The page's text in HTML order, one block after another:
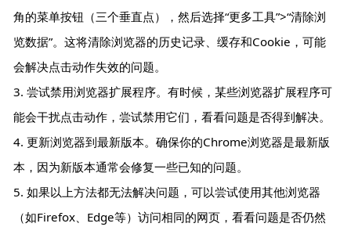
角的菜单按钮（三个垂直点），然后选择“更多工具”>“清除浏
览数据”。这将清除浏览器的历史记录、缓存和Cookie，可能
会解决点击动作失效的问题。
3. 尝试禁用浏览器扩展程序。有时候，某些浏览器扩展程序可
能会干扰点击动作，尝试禁用它们，看看问题是否得到解决。
4. 更新浏览器到最新版本。确保你的Chrome浏览器是最新版
本，因为新版本通常会修复一些已知的问题。
5. 如果以上方法都无法解决问题，可以尝试使用其他浏览器
（如Firefox、Edge等）访问相同的网页，看看问题是否仍然